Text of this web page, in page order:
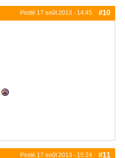
Posté 17 août 2013 - 14:45 #10
Posté 17 août 2013 - 15:24 #11